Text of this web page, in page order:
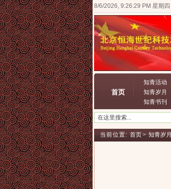
8/6/2026, 9:26:30 PM 星期四
首页
知青活动
知青岁月
知青书刊
当前位置: 首页> 知青岁月